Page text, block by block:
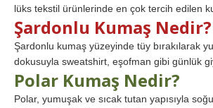
lüks tekstil ürünlerinde en çok tercih edilen
Şardonlu Kumaş Nedir?
Şardonlu kumaş yüzeyinde tüy bırakılarak
dokusuyla sweatshirt, eşofman gibi günlük
Polar Kumaş Nedir?
Polar, yumuşak ve sıcak tutan yapısıyla